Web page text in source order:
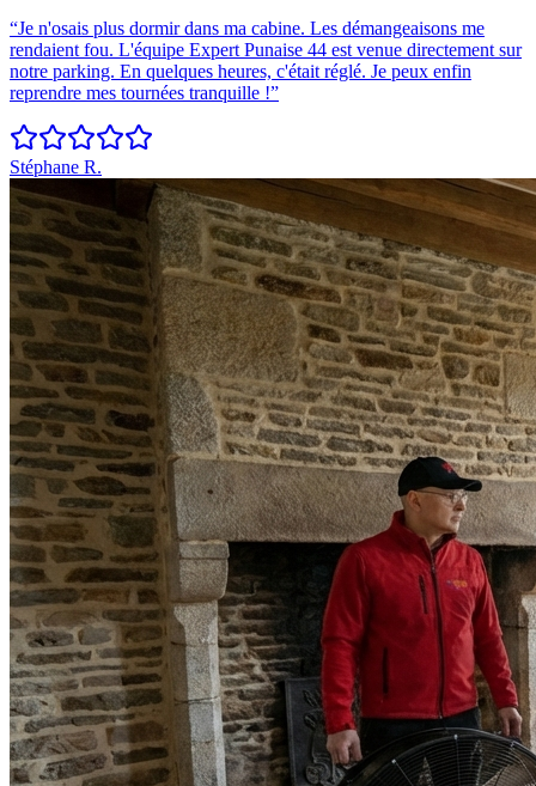
“Je n'osais plus dormir dans ma cabine. Les démangeaisons me
rendaient fou. L'équipe Expert Punaise 44 est venue directement sur
notre parking. En quelques heures, c'était réglé. Je peux enfin
reprendre mes tournées tranquille !”
Stéphane R.